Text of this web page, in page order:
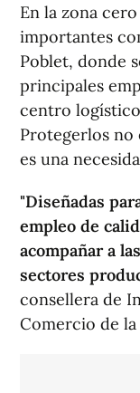
En la zona
importantes
Poblet, donde
principales
centro
Protegerlos no
es una
"Diseñadas
empleo de
acompañar a
sectores
consellera de
Comercio de